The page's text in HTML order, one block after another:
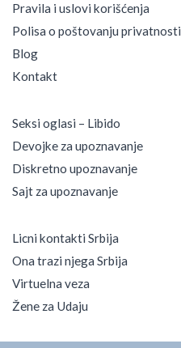
Pravila i uslovi korišćenja
Polisa o poštovanju privatnosti
Blog
Kontakt
Seksi oglasi – Libido
Devojke za upoznavanje
Diskretno upoznavanje
Sajt za upoznavanje
Licni kontakti Srbija
Ona trazi njega Srbija
Virtuelna veza
Žene za Udaju